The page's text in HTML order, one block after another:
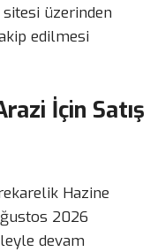
üzerinden
edilmesi
İçin Satış
Hazine
2026
devam